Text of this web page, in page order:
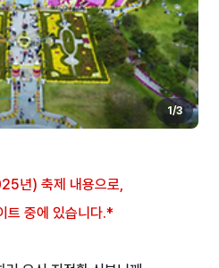
1 /3
년) 축제 내용으로,
트 중에 있습니다.*